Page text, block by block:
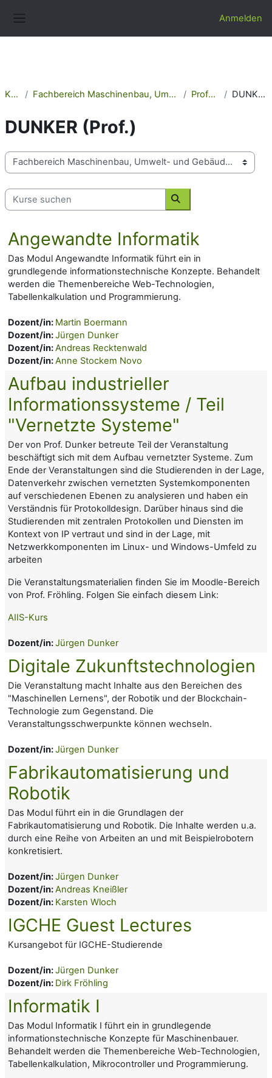
Anmelden
Kurse Fachbereich Maschinenbau, Umwelt- und Gebäudetechnik Professoren DUNKER (Prof.)
DUNKER (Prof.)
Kursbereiche
Kurse suchen
Kurse suchen
Angewandte Informatik
Das Modul Angewandte Informatik führt ein in
grundlegende informationstechnische Konzepte. Behandelt
werden die Themenbereiche Web-Technologien,
Tabellenkalkulation und Programmierung.
Dozent/in: Martin Boermann
Dozent/in:Jürgen Dunker
Dozent/in:Andreas Recktenwald
Dozent/in:Anne Stockem Novo
Aufbau industrieller
Informationssysteme / Teil
"Vernetzte Systeme"
Der von Prof. Dunker betreute Teil der Veranstaltung
beschäftigt sich mit dem Aufbau vernetzter Systeme. Zum
Ende der Veranstaltungen sind die Studierenden in der Lage,
Datenverkehr zwischen vernetzten Systemkomponenten
auf verschiedenen Ebenen zu analysieren und haben ein
Verständnis für Protokolldesign. Darüber hinaus sind die
Studierenden mit zentralen Protokollen und Diensten im
Kontext von IP vertraut und sind in der Lage, mit
Netzwerkkomponenten im Linux- und Windows-Umfeld zu
arbeiten
Die Veranstaltungsmaterialien finden Sie im Moodle-Bereich
von Prof. Fröhling. Folgen Sie einfach diesem Link:
AIIS-Kurs
Dozent/in:Jürgen Dunker
Digitale Zukunftstechnologien
Die Veranstaltung macht Inhalte aus den Bereichen des
"Maschinellen Lernens", der Robotik und der Blockchain-
Technologie zum Gegenstand. Die
Veranstaltungsschwerpunkte können wechseln.
Dozent/in:Jürgen Dunker
Fabrikautomatisierung und
Robotik
Das Modul führt ein in die Grundlagen der
Fabrikautomatisierung und Robotik. Die Inhalte werden u.a.
durch eine Reihe von Arbeiten an und mit Beispielrobotern
konkretisiert.
Dozent/in:Jürgen Dunker
Dozent/in:Andreas Kneißler
Dozent/in: Karsten Wloch
IGCHE Guest Lectures
Kursangebot für IGCHE-Studierende
Dozent/in:Jürgen Dunker
Dozent/in: Dirk Fröhling
Informatik I
Das Modul Informatik I führt ein in grundlegende
informationstechnische Konzepte für Maschinenbauer.
Behandelt werden die Themenbereiche Web-Technologien,
Tabellenkalkulation, Mikrocontroller und Programmierung.